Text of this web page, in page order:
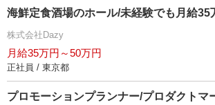
海鮮定食酒場のホール/未経験でも月給35
株式会社Dazy
月給35万円～50万円
正社員 / 東京都
プロモーションプランナー/プロダクトマ